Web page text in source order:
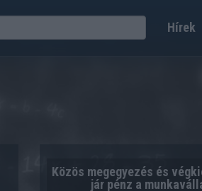
Hírek
Közös megegyezés és
jár pénz a